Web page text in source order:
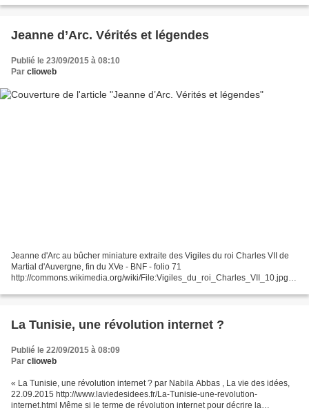
Jeanne d’Arc. Vérités et légendes
Publié le 23/09/2015 à 08:10
Par clioweb
Jeanne d'Arc au bûcher miniature extraite des Vigiles du roi Charles VII de
Martial d'Auvergne, fin du XVe - BNF - folio 71
http://commons.wikimedia.org/wiki/File:Vigiles_du_roi_Charles_VII_10.jpg -
La Tunisie, une révolution internet ?
Publié le 22/09/2015 à 08:09
Par clioweb
« La Tunisie, une révolution internet ? par Nabila Abbas , La vie des idées,
22.09.2015 http://www.laviedesidees.fr/La-Tunisie-une-revolution-
internet.html Même si le terme de révolution internet pour décrire la